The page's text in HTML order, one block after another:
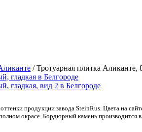
/Тротуарная плитка Аликанте,
продукции заводa SteinRus. Цвета на
окрасе. Бордюрный камень